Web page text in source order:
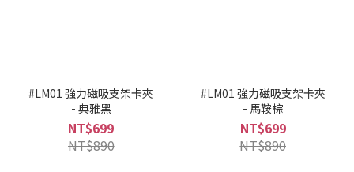
#LM01 強力磁吸支架卡夾
- 典雅黑
NT$699
NT$890
#LM01 強力磁吸支架卡夾
- 馬鞍棕
NT$699
NT$890